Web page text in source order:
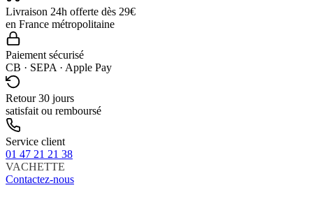
Livraison 24h offerte dès 29€
en France métropolitaine
Paiement sécurisé
CB · SEPA · Apple Pay
Retour 30 jours
satisfait ou remboursé
Service client
01 47 21 21 38
VACHETTE
Contactez-nous